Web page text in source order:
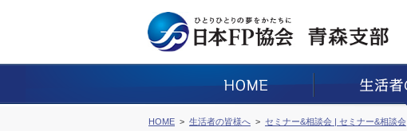
HOME 生活者の皆様へ セミナー&相談会 | セミナー&相談会